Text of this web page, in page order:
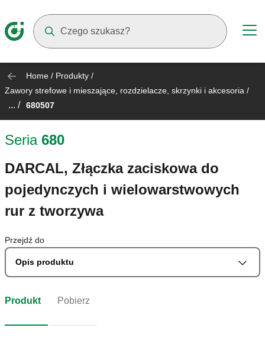
Home / Produkty /
Zawory strefowe i mieszające, rozdzielacze, skrzynki i akcesoria /
... / 680507
Seria 680
DARCAL, Złączka zaciskowa do
pojedynczych i wielowarstwowych
rur z tworzywa
Przejdź do
Opis produktu
Produkt Pobierz